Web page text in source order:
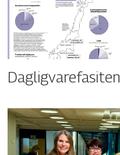
Dagligvarefasiten